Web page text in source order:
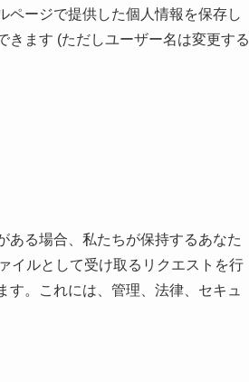
ページで提供した個人情報を保存し
きます (ただしユーザー名は変更する
ある場合、私たちが保持するあなた
イルとして受け取るリクエストを行
。これには、管理、法律、セキュ